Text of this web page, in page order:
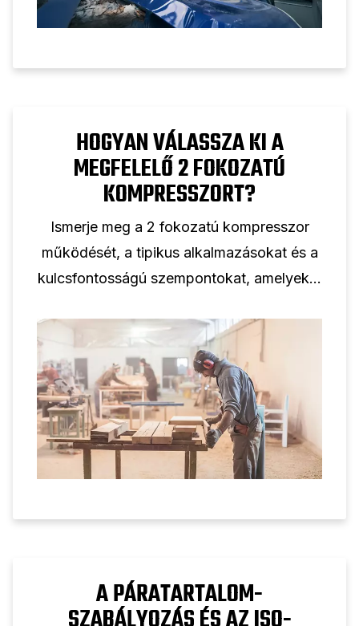
HOGYAN VÁLASSZA KI A
MEGFELELŐ 2 FOKOZATÚ
KOMPRESSZORT?
Ismerje meg a 2 fokozatú kompresszor
működését, a tipikus alkalmazásokat és a
kulcsfontosságú szempontokat, amelyeket
dugattyús kompresszor professzionális
használatra történő kiválasztásakor.
A PÁRATARTALOM-